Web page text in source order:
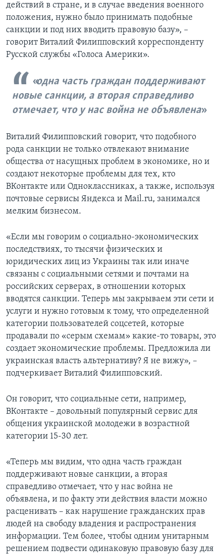
действий в стране, и в случае введения военного
положения, нужно было принимать подобные
санкции и под них вводить правовую базу», –
говорит Виталий Филипповский корреспонденту
Русской службы «Голоса Америки».
одна часть граждан поддерживают
новые санкции, а вторая справедливо
отмечает, что у нас война не объявлена
Виталий Филипповский говорит, что подобного
рода санкции не только отвлекают внимание
общества от насущных проблем в экономике, но и
создают некоторые проблемы для тех, кто
ВКонтакте или Одноклассниках, а также, используя
почтовые сервисы Яндекса и Mail.ru, занимался
мелким бизнесом.
«Если мы говорим о социально-экономических
последствиях, то тысячи физических и
юридических лиц из Украины так или иначе
связаны с социальными сетями и почтами на
российских серверах, в отношении которых
вводятся санкции. Теперь мы закрываем эти сети и
услуги и нужно готовым к тому, что определенной
категории пользователей соцсетей, которые
продавали по «серым схемам» какие-то товары, это
создает экономические проблемы. Предложила ли
украинская власть альтернативу? Я не вижу», –
подчеркивает Виталий Филипповский.
Он говорит, что социальные сети, например,
ВКонтакте – довольный популярный сервис для
общения украинской молодежи в возрастной
категории 15-30 лет.
«Теперь мы видим, что одна часть граждан
поддерживают новые санкции, а вторая
справедливо отмечает, что у нас война не
объявлена, и по факту эти действия власти можно
расценивать – как нарушение гражданских прав
людей на свободу владения и распространения
информации. Тем более, чтобы одним унитарным
решением подвести одинаковую правовую базу для